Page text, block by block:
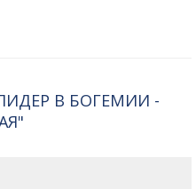
В БОГЕМИИ -